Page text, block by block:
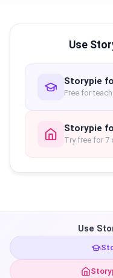
Use
Storypie
Free for
Storypie
Try free for 7
Use